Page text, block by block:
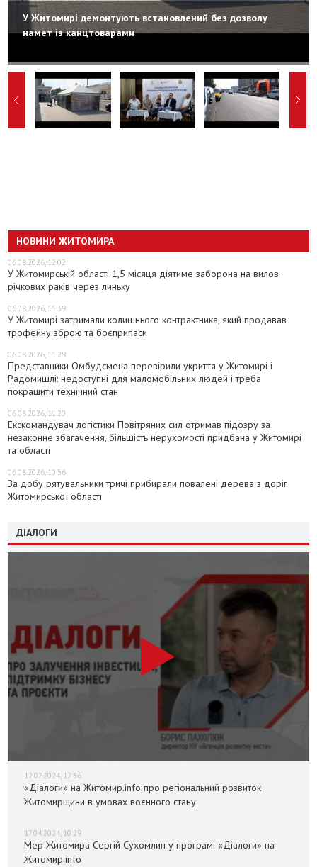
У Житомирі демонтують встановлений без дозволу
намет із канцтоварами
НОВИНИ ЖИТОМИРА
06.08.2026, 12:02
У Житомирській області 1,5 місяця діятиме заборона на вилов
річкових раків через линьку
06.08.2026, 11:39
У Житомирі затримали колишнього контрактника, який продавав
трофейну зброю та боєприпаси
06.08.2026, 11:29
Представники Омбудсмена перевірили укриття у Житомирі і
Радомишлі: недоступні для маломобільних людей і треба
покращити технічний стан
06.08.2026, 11:20
Екскомандувач логістики Повітряних сил отримав підозру за
незаконне збагачення, більшість нерухомості придбана у Житомирі
та області
06.08.2026, 10:56
За добу рятувальники тричі прибирали повалені дерева з доріг
Житомирської області
ДІАЛОГИ
12.07.2024, 12:36
«Діалоги» на Житомир.info про регіональний розвиток
Житомирщини в умовах воєнного стану
17.04.2024, 10:29
Мер Житомира Сергій Сухомлин у програмі «Діалоги» на
Житомир.info